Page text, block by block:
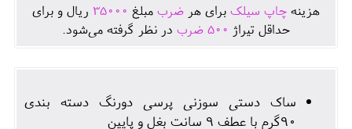
هزينه چاپ سیلک برای هر ضرب مبلغ 35000 ريال و برای
حداقل تيراژ 500 ضرب در نظر گرفته می‌شود.
ساک دستی سوزنی پرسی دورنگ دسته بندی
90گرم با عطف 9 سانت بغل و پایین